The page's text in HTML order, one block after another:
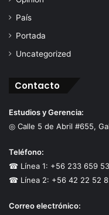
País
Portada
Uncategorized
Contacto
Estudios y Gerencia:
◎ Calle 5 de Abril #655,
Teléfono:
☎ Línea 1: +56 233 659
☎ Línea 2: +56 42 22 52
Correo electrónico: